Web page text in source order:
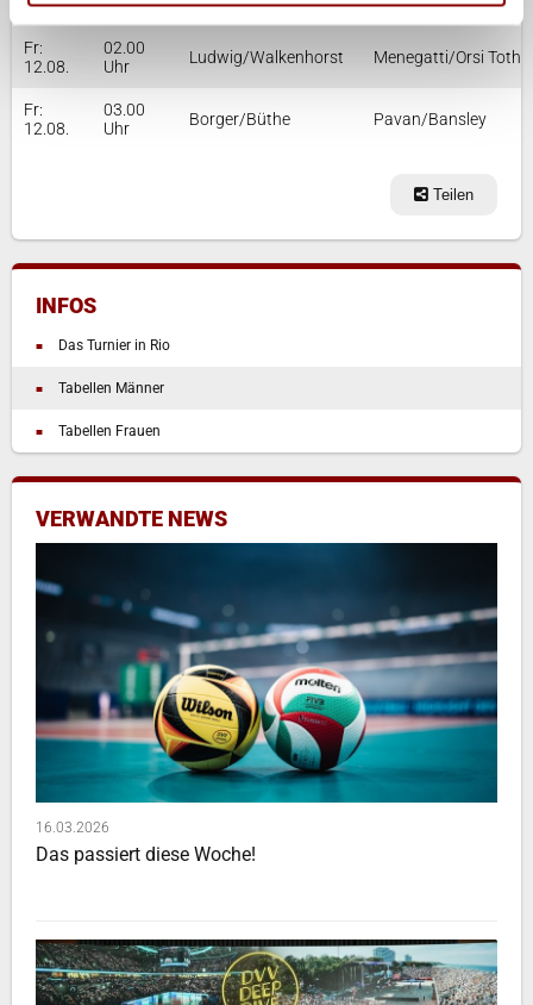
11.08.
Uhr
Fr:
12.08.
02.00
Uhr
Ludwig/Walkenhorst Menegatti/Orsi Toth
Fr:
12.08.
03.00
Uhr
Borger/Büthe Pavan/Bansley
Teilen
INFOS
Das Turnier in Rio
Tabellen Männer
Tabellen Frauen
VERWANDTE NEWS
16.03.2026
Das passiert diese Woche!